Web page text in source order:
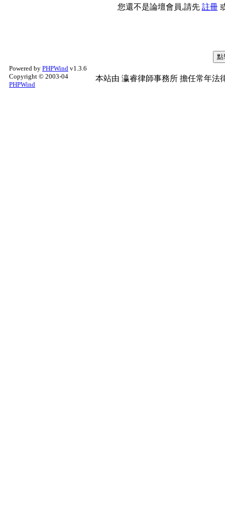
您還不是論壇會員,請先 註冊
Powered by PHPWind v1.3.6
Copyright © 2003-04
PHPWind
本站由 瀛睿律師事務所 擔任常年法